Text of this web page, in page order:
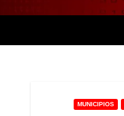
MUNICIPIOS